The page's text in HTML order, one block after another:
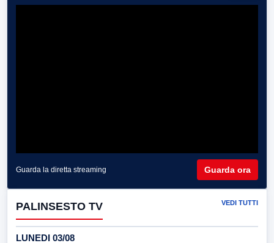
Guarda la diretta streaming Guarda ora
PALINSESTO TV VEDI TUTTI
LUNEDI 03/08